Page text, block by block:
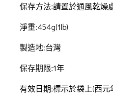
保存方法:請置於通風乾燥
淨重:454g(1lb)
製造地:台灣
保存期限:1年
有效日期:標示於袋上(西